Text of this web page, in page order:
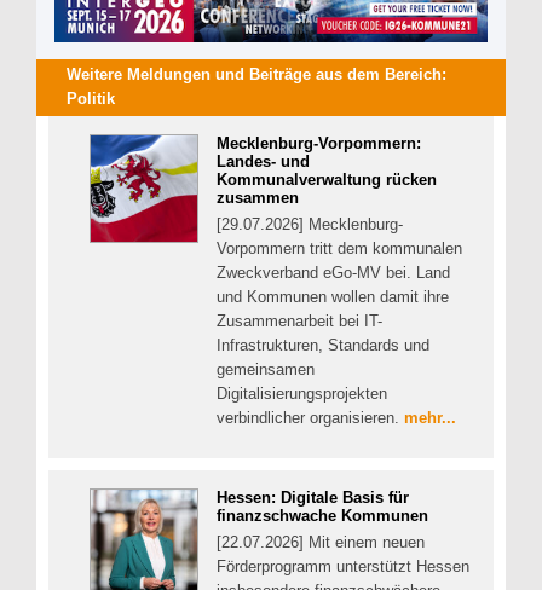
Weitere Meldungen und Beiträge aus dem Bereich:
Politik
Mecklenburg-Vorpommern:
Landes- und
Kommunalverwaltung rücken
zusammen
[29.07.2026] Mecklenburg-
Vorpommern tritt dem kommunalen
Zweckverband eGo-MV bei. Land
und Kommunen wollen damit ihre
Zusammenarbeit bei IT-
Infrastrukturen, Standards und
gemeinsamen
Digitalisierungsprojekten
verbindlicher organisieren. mehr...
Hessen: Digitale Basis für
finanzschwache Kommunen
[22.07.2026] Mit einem neuen
Förderprogramm unterstützt Hessen